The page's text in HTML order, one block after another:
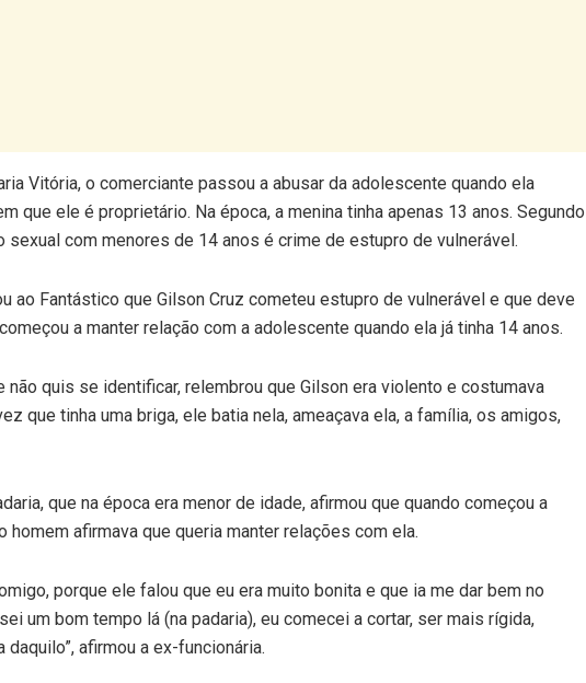
Vitória, o comerciante passou a abusar da adolescente quando ela
que ele é proprietário. Na época, a menina tinha apenas 13 anos. Segundo
sexual com menores de 14 anos é crime de estupro de vulnerável.
ao Fantástico que Gilson Cruz cometeu estupro de vulnerável e que deve
a manter relação com a adolescente quando ela já tinha 14 anos.
não quis se identificar, relembrou que Gilson era violento e costumava
que tinha uma briga, ele batia nela, ameaçava ela, a família, os amigos,
que na época era menor de idade, afirmou que quando começou a
homem afirmava que queria manter relações com ela.
porque ele falou que eu era muito bonita e que ia me dar bem no
um bom tempo lá (na padaria), eu comecei a cortar, ser mais rígida,
afirmou a ex-funcionária.